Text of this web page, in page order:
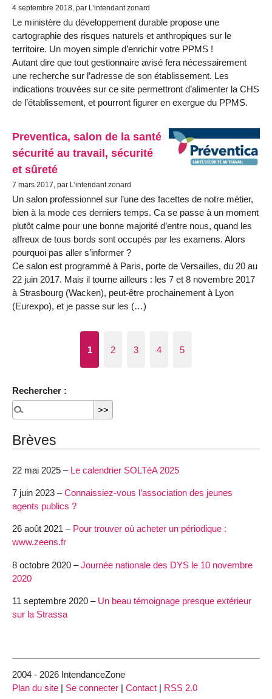
4 septembre 2018, par L’intendant zonard
Le ministère du développement durable propose une
cartographie des risques naturels et anthropiques sur le
territoire. Un moyen simple d’enrichir votre PPMS !
Autant dire que tout gestionnaire avisé fera nécessairement
une recherche sur l’adresse de son établissement. Les
indications trouvées sur ce site permettront d’alimenter la CHS
de l’établissement, et pourront figurer en exergue du PPMS.
Preventica, salon de la santé
sécurité au travail, sécurité
et sûreté
7 mars 2017, par L’intendant zonard
Un salon professionnel sur l’une des facettes de notre métier,
bien à la mode ces derniers temps. Ca se passe à un moment
plutôt calme pour une bonne majorité d’entre nous, quand les
affreux de tous bords sont occupés par les examens. Alors
pourquoi pas aller s’informer ?
Ce salon est programmé à Paris, porte de Versailles, du 20 au
22 juin 2017. Mais il tourne ailleurs : les 7 et 8 novembre 2017
à Strasbourg (Wacken), peut-être prochainement à Lyon
(Eurexpo), et je passe sur les (…)
1 2 3 4 5
Rechercher :
Brèves
22 mai 2025 – Le calendrier SOLTéA 2025
7 juin 2023 –Connaissiez-vous l’association des jeunes
agents publics ?
26 août 2021 – Pour trouver où acheter un périodique :
www.zeens.fr
8 octobre 2020 –Journée nationale des DYS le 10 novembre
2020
11 septembre 2020 – Un beau témoignage presque extérieur
sur la Strassa
2004 - 2026 IntendanceZone
Plan du site | Se connecter | Contact | RSS 2.0